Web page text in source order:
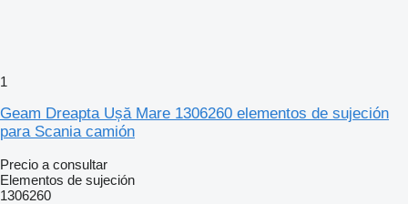
1
Geam Dreapta Ușă Mare 1306260 elementos de sujeción
para Scania camión
Precio a consultar
Elementos de sujeción
1306260